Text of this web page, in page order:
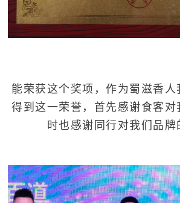
能荣获这个奖项，作为蜀滋香人
得到这一荣誉，首先感谢食客对
时也感谢同行对我们品牌